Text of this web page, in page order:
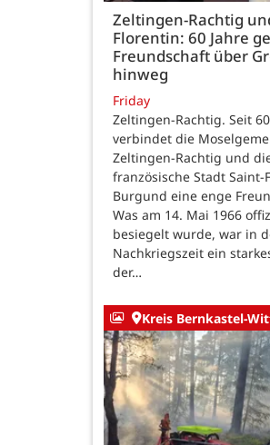
Zeltingen-Rachtig
Florentin: 60 Jahre
Freundschaft über
hinweg
Friday
Zeltingen-Rachtig. Seit
verbindet die
Zeltingen-Rachtig und
französische Stadt Saint-
Burgund eine enge
Was am 14. Mai 1966
besiegelt wurde, war in
Nachkriegszeit ein
der…
Kreis Bernkastel-